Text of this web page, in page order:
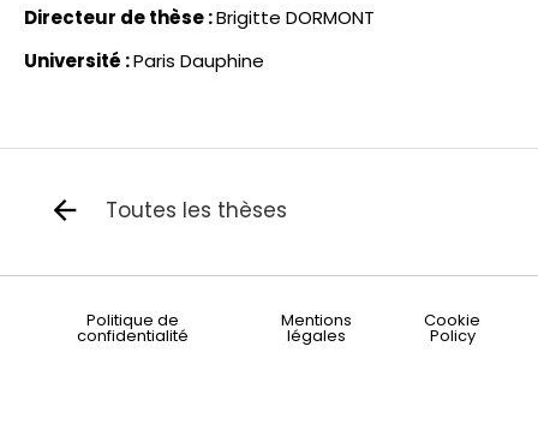
Directeur de thèse :Brigitte DORMONT
Université :Paris Dauphine
Toutes les thèses
Politique de
confidentialité
Mentions
légales
Cookie
Policy